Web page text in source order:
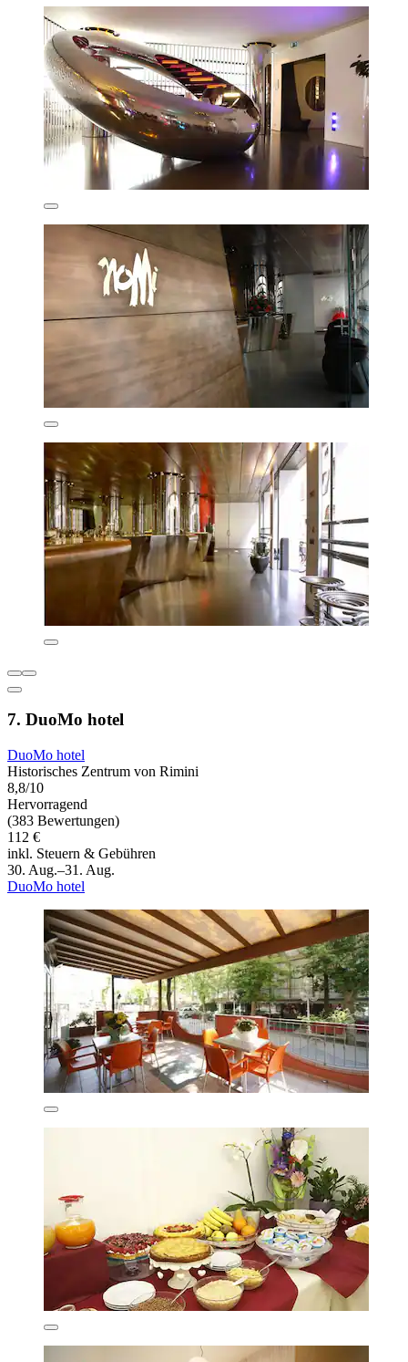
7. DuoMo hotel
DuoMo hotel
Historisches Zentrum von Rimini
8,8/10
Hervorragend
(383 Bewertungen)
112 €
inkl. Steuern & Gebühren
30. Aug.–31. Aug.
DuoMo hotel